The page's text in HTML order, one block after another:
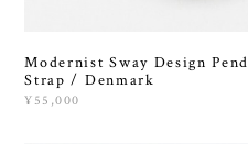
Modernist Sway Design
Strap / Denmark
¥55,000